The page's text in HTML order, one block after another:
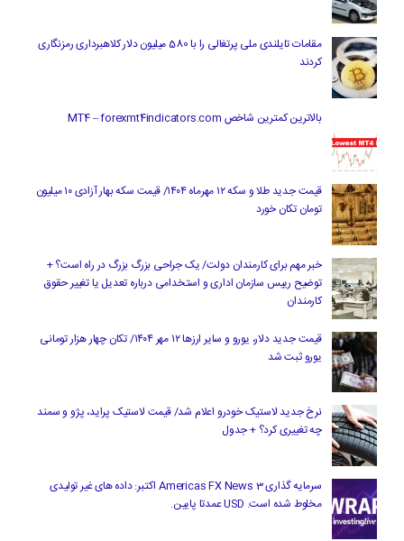
مقامات تایلندی ملی پرتغالی را با 580 میلیون دلار کلاهبرداری رمزنگاری
کردند
بالاترین کمترین شاخص MT4 – forexmt4indicators.com
قیمت جدید طلا و سکه ۱۲ مهرماه ۱۴۰۴/ قیمت سکه بهار آزادی ۱۰ میلیون
تومان تکان خورد
خبر مهم برای کارمندان دولت/ یک جراحی بزرگ بزرگ در راه است؟ +
توضیح رییس سازمان اداری و استخدامی درباره تعدیل یا تغییر حقوق
کارمندان
قیمت جدید دلار، یورو و سایر ارزها ۱۲ مهر ۱۴۰۴/ تکان چهار هزار تومانی
یورو ثبت شد
نرخ جدید لاستیک خودرو اعلام شد/ قیمت لاستیک پراید، پژو و سمند
چه تغییری کرد؟ + جدول
سرمایه گذاری Americas FX News 3 اکتبر: داده های غیر تولیدی
مخلوط شده است. USD عمدتا پایین.